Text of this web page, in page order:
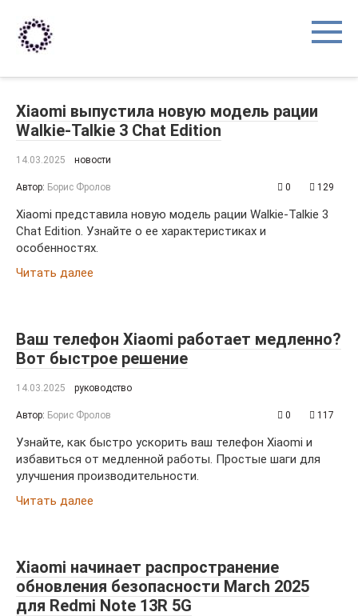
контенту
Xiaomi выпустила новую модель рации
Walkie-Talkie 3 Chat Edition
14.03.2025 новости
Автор: Борис Фролов 0 129
Xiaomi представила новую модель рации Walkie-Talkie 3
Chat Edition. Узнайте о ее характеристиках и
особенностях.
Читать далее
Ваш телефон Xiaomi работает медленно?
Вот быстрое решение
14.03.2025 руководство
Автор: Борис Фролов 0 117
Узнайте, как быстро ускорить ваш телефон Xiaomi и
избавиться от медленной работы. Простые шаги для
улучшения производительности.
Читать далее
Xiaomi начинает распространение
обновления безопасности March 2025
для Redmi Note 13R 5G